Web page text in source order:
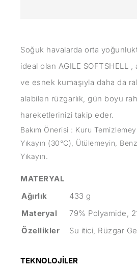
Soğuk havalarda orta
ideal olan AGILE SOFTSHELL ,
ve esnek kumaşıyla daha da
alabilen rüzgarlık, gün boyu
hareketlerinizi takip eder.
Bakım Önerisi : Kuru
Yıkayın (30°C), Ütülemeyin,
Yıkayın.
MATERYAL
Ağırlık
433 g
Materyal
79% Polyamide,
Özellikler
Su itici, Rüzgar
TEKNOLOJİLER